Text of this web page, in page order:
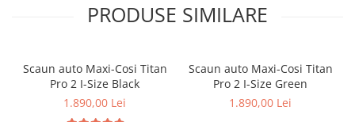
PRODUSE SIMILARE
Scaun auto Maxi-Cosi Titan
Pro 2 I-Size Black
1.890,00 Lei
Scaun auto Maxi-Cosi Titan
Pro 2 I-Size Green
1.890,00 Lei